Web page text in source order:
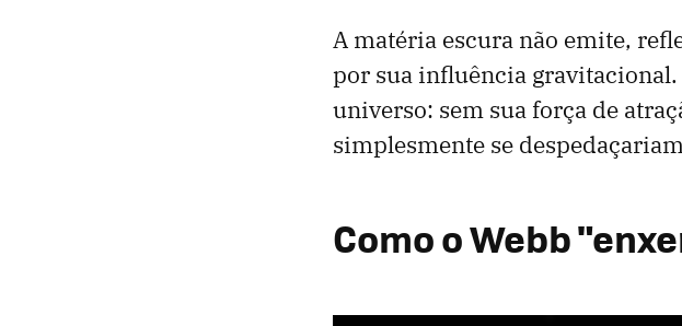
A matéria escura não emite,
por sua influência
universo: sem sua força de
simplesmente se
Como o Webb